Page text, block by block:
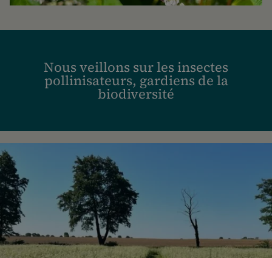
Nous veillons sur les insectes
pollinisateurs, gardiens de la
biodiversité